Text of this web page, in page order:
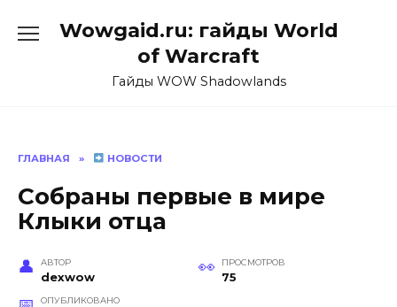
Wowgaid.ru: гайды World
of Warcraft
Гайды WOW Shadowlands
ГЛАВНАЯ » НОВОСТИ
Собраны первые в мире
Клыки отца
АВТОР
dexwow
ПРОСМОТРОВ
75
ОПУБЛИКОВАНО